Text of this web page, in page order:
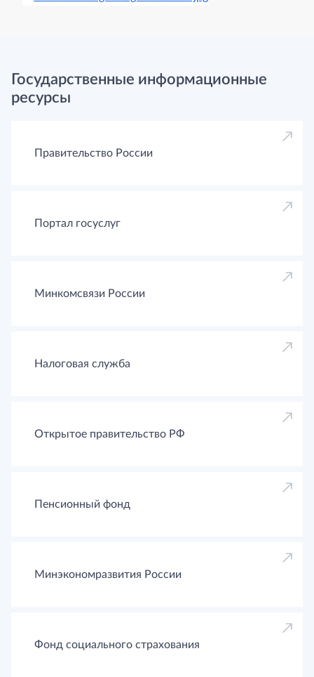
Государственные информационные
ресурсы
Правительство России
Портал госуслуг
Минкомсвязи России
Налоговая служба
Открытое правительство РФ
Пенсионный фонд
Минэкономразвития России
Фонд социального страхования